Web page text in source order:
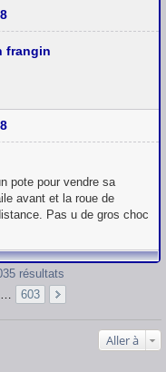
frangin
pote pour vendre sa
avant et la roue de
Pas u de gros choc
résultats
603
Aller à